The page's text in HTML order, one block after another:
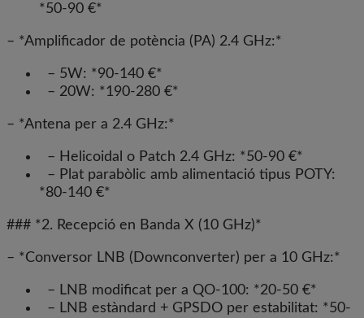
*50-90 €*
– *Amplificador de potència (PA) 2.4 GHz:*
– 5W: *90-140 €*
– 20W: *190-280 €*
– *Antena per a 2.4 GHz:*
– Helicoidal o Patch 2.4 GHz: *50-90 €*
– Plat parabòlic amb alimentació tipus POTY:
*80-140 €*
### *2. Recepció en Banda X (10 GHz)*
– *Conversor LNB (Downconverter) per a 10 GHz:*
– LNB modificat per a QO-100: *20-50 €*
– LNB estàndard + GPSDO per estabilitat: *50-